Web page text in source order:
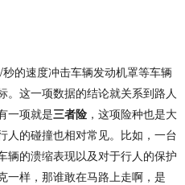
的速度冲击车辆发动机罩等车辆
。这一项数据的结论就关系到路人
一项就是三者险 ，这项险种也是大
人的碰撞也相对常见。比如，一台
辆的溃缩表现以及对于行人的保护
一样，那谁敢在马路上走啊，是